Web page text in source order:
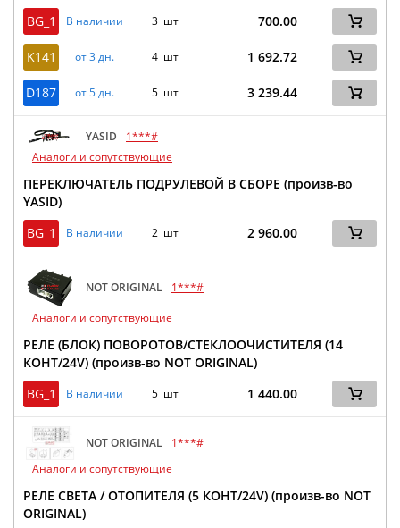
BG_1
В наличии 3 шт 700.00
K141 от 3 дн. 4 шт 1 692.72
D187 от 5 дн. 5 шт 3 239.44
YASID
1***#
Аналоги и сопутствующие
ПЕРЕКЛЮЧАТЕЛЬ ПОДРУЛЕВОЙ В СБОРЕ (произв-во
YASID)
BG_1
В наличии 2 шт 2 960.00
NOT ORIGINAL 1***#
Аналоги и сопутствующие
РЕЛЕ (БЛОК) ПОВОРОТОВ/СТЕКЛООЧИСТИТЕЛЯ (14
КОНТ/24V) (произв-во NOT ORIGINAL)
BG_1
В наличии 5 шт 1 440.00
NOT ORIGINAL
1***#
Аналоги и сопутствующие
РЕЛЕ СВЕТА / ОТОПИТЕЛЯ (5 КОНТ/24V) (произв-во NOT
ORIGINAL)